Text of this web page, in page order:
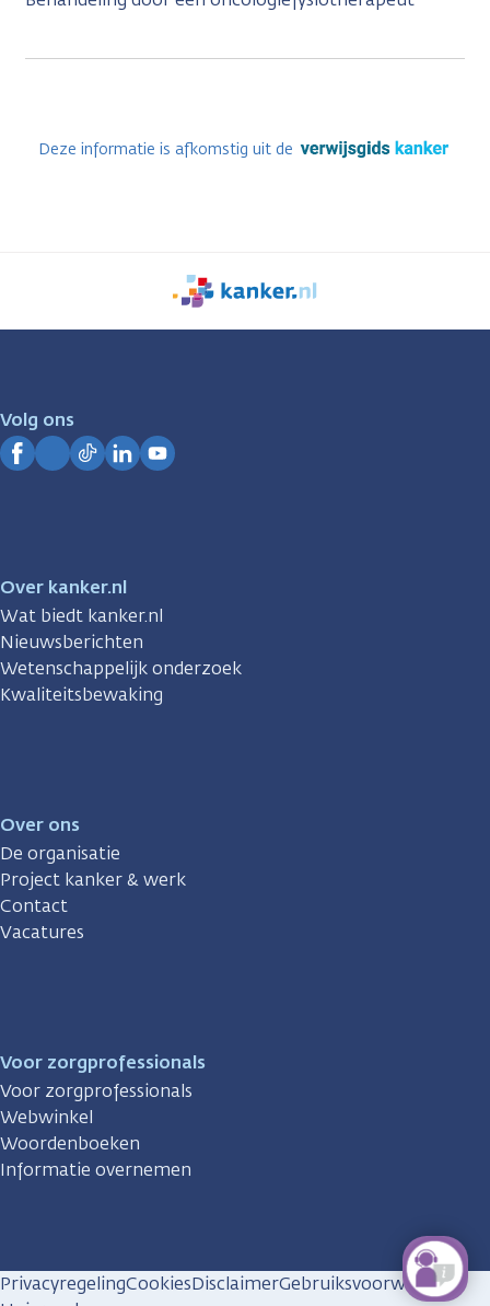
Deze informatie is afkomstig uit de
We
zijn
Volg ons
Over kanker.nl
Wat biedt kanker.nl
Nieuwsberichten
Wetenschappelijk onderzoek
Kwaliteitsbewaking
Over ons
De organisatie
Project kanker & werk
Contact
Vacatures
Voor zorgprofessionals
Voor zorgprofessionals
Webwinkel
Woordenboeken
Informatie overnemen
PrivacyregelingCookiesDisclaimerGebruiksvoorwaarden